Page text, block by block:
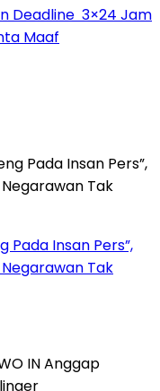
Deadline 3×24 Jam
Maaf
Pada Insan Pers”,
Tak